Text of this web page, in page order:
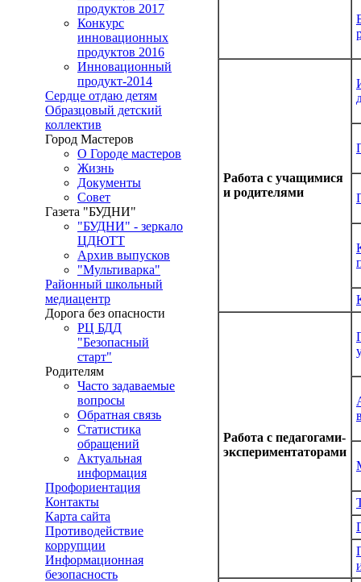
продуктов 2017
Конкурс
инновационных
продуктов 2016
Инновационный
продукт-2014
Сердце отдаю детям
Образцовый детский
коллектив
Город Мастеров
О Городе мастеров
Жизнь
Документы
Совет
Газета "БУДНИ"
"БУДНИ" - зеркало
ЦДЮТТ
Архив выпусков
"Мультиварка"
Районный школьный
медиацентр
Дорога без опасности
РЦ БДД
"Безопасный
старт"
Родителям
Часто задаваемые
вопросы
Обратная связь
Статистика
обращений
Актуальная
информация
Профориентация
Контакты
Карта сайта
Противодействие
коррупции
Информационная
безопасность
Работа с учащимися
и родителями
Работа с педагогами-
экспериментаторами